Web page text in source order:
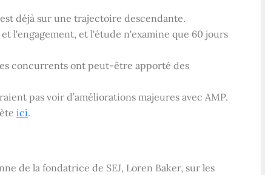
déjà sur une trajectoire descendante.
l'engagement, et l'étude n'examine que 60 jours
concurrents ont peut-être apporté des
pas voir d’améliorations majeures avec AMP.
ici.
de la fondatrice de SEJ, Loren Baker, sur les